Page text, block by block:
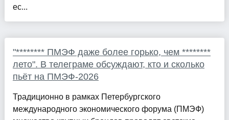
ес...
"******** ПМЭФ даже более горько, чем ********
лето". В телеграме обсуждают, кто и сколько
пьёт на ПМЭФ-2026
Традиционно в рамках Петербургского
международного экономического форума (ПМЭФ)